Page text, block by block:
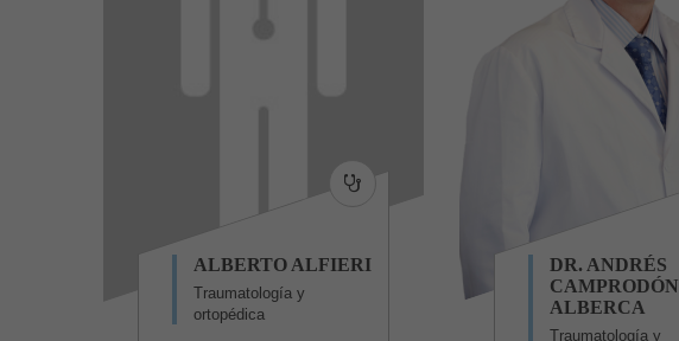
ALBERTO ALFIERI
Traumatología y
ortopédica
DR. ANDRÉS
CAMPRODÓN
ALBERCA
Traumatología y